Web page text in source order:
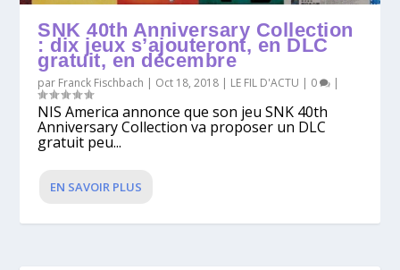
SNK 40th Anniversary Collection
: dix jeux s’ajouteront, en DLC
gratuit, en décembre
par Franck Fischbach | Oct 18, 2018 | LE FIL D'ACTU | 0 |
NIS America annonce que son jeu SNK 40th
Anniversary Collection va proposer un DLC
gratuit peu...
EN SAVOIR PLUS